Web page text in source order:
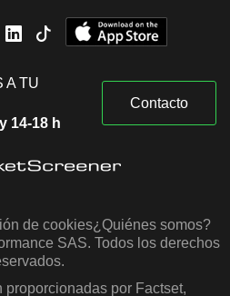
A TU
14-18 h
Contacto
de cookies¿Quiénes somos?
SAS. Todos los derechos
proporcionadas por Factset,